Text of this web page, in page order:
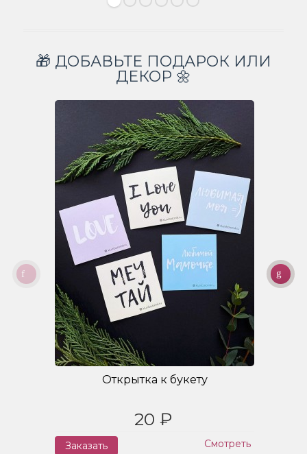
🎁 ДОБАВЬТЕ ПОДАРОК ИЛИ
ДЕКОР 🌼
Открытка к букету
20 ₽
Заказать Смотреть